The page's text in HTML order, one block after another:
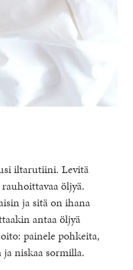
iltarutiini. Levitä
öljyä.
ja sitä on ihana
antaa öljyä
painele pohkeita,
niskaa sormilla.